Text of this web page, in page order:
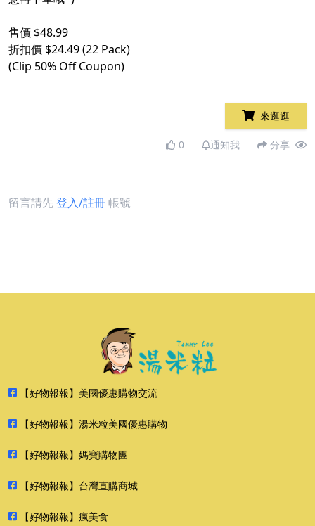
售價 $48.99
折扣價 $24.49 (22 Pack)
(Clip 50% Off Coupon)
來逛逛
0 通知我 分享
留言請先登入/註冊帳號
【好物報報】美國優惠購物交流
【好物報報】湯米粒美國優惠購物
【好物報報】媽寶購物團
【好物報報】台灣直購商城
【好物報報】瘋美食